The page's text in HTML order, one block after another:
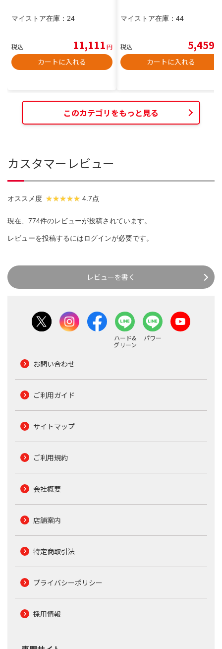
マイストア在庫： 24
税込 11,111円
カートに入れる
マイストア在庫： 44
税込 5,459
カートに入れる
このカテゴリをもっと見る
カスタマーレビュー
オススメ度 4.7点
現在、774件のレビューが投稿されています。
レビューを投稿するにはログインが必要です。
レビューを書く
ハード&
グリーン
パワー
お問い合わせ
ご利用ガイド
サイトマップ
ご利用規約
会社概要
店舗案内
特定商取引法
プライバシーポリシー
採用情報